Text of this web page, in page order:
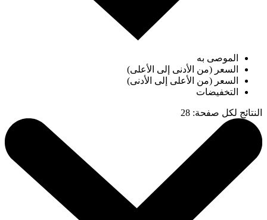
الموصى به
السعر (من الأدنى إلى الأعلى)
السعر (من الأعلى إلى الأدنى)
التخفيضات
النتائج لكل صفحة:
28